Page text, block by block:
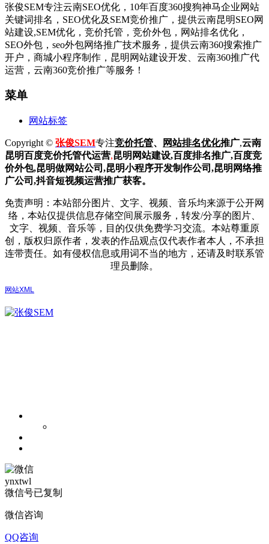
张俊SEM专注云南SEO优化，10年百度360搜狗神马企业网站
关键词排名，SEO优化及SEM竞价推广，提供云南昆明SEO网
站建设,SEM优化，竞价托管，竞价外包，网站排名优化，
SEO外包，seo外包网络推广技术服务，提供云南360搜索推广
开户，商城小程序制作，昆明网站建设开发、云南360推广代
运营，云南360竞价推广等服务！
菜单
网站标签
Copyright © 张俊SEM专注竞价托管、 网站排名优化推广,云南
昆明百度竞价托管代运营,昆明网站建设,百度排名推广,百度竞
价外包,昆明做网站公司,昆明小程序开发制作公司,昆明网络推
广公司,抖音短视频运营推广获客。
免责声明：本站部分图片、文字、视频、音乐均来源于公开网
络，本站仅提供信息存储空间展示服务，转发/分享的图片、
文字、视频、音乐等，目的仅供免费学习交流。本站尊重原
创，版权归原作者，发表的作品观点仅代表作者本人，不承担
连带责任。如有侵权信息或用词不当的地方，还请及时联系管
理员删除。
网站XML
ynxtwl
微信号已复制
微信咨询
QQ咨询